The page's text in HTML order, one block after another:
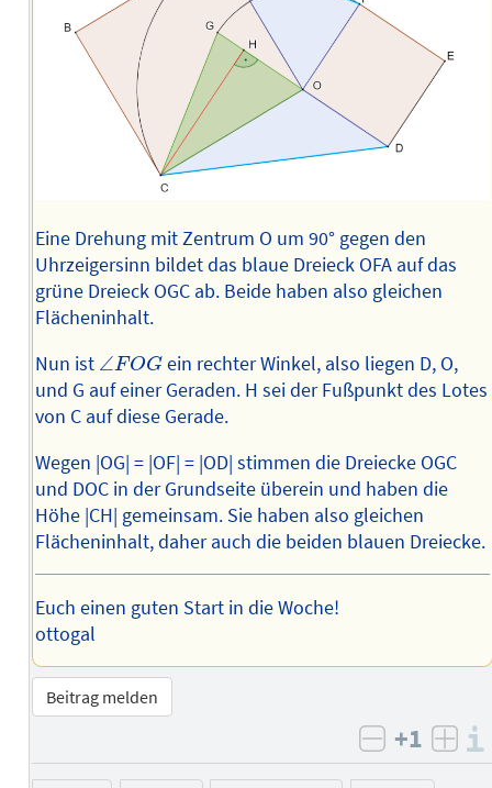
Eine Drehung mit Zentrum O um 90° gegen den
Uhrzeigersinn bildet das blaue Dreieck OFA auf das
grüne Dreieck OGC ab. Beide haben also gleichen
Flächeninhalt.
Nun ist ∠FOG
∠FOG ein rechter Winkel, also liegen D, O,
und G auf einer Geraden. H sei der Fußpunkt des Lotes
von C auf diese Gerade.
Wegen |OG| = |OF| = |OD| stimmen die Dreiecke OGC
und DOC in der Grundseite überein und haben die
Höhe |CH| gemeinsam. Sie haben also gleichen
Flächeninhalt, daher auch die beiden blauen Dreiecke.
Euch einen guten Start in die Woche!
ottogal
Beitrag melden
negativ
+1